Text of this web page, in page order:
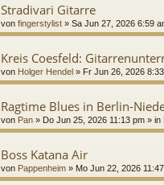
Stradivari Gitarre
von fingerstylist » Sa Jun 27, 2026 6:59
Kreis Coesfeld:
von Holger Hendel » Fr Jun 26, 2026
Ragtime Blues in Berlin-
von Pan » Do Jun 25, 2026 11:13 pm » in
Boss Katana Air
von Pappenheim » Mo Jun 22, 2026